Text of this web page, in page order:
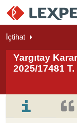
İçtihat
Yargıtay
2025/17481